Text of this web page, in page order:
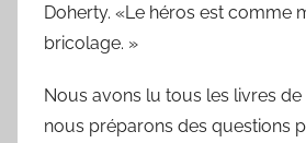
Doherty. «Le héros est comme
bricolage. »
Nous avons lu tous les livres de
nous préparons des questions